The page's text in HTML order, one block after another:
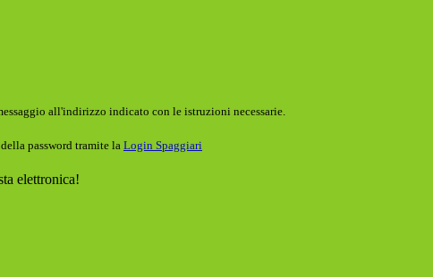
all'indirizzo indicato con le istruzioni necessarie.
password tramite la Login Spaggiari
elettronica!